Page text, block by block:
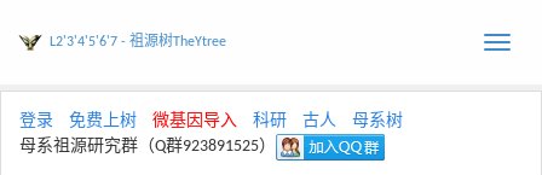
Toggle
L2'3'4'5'6'7 - 祖源树TheYtree
登录 免费上树 微基因导入 科研 古人
母系树
母系祖源研究群（Q群923891525）